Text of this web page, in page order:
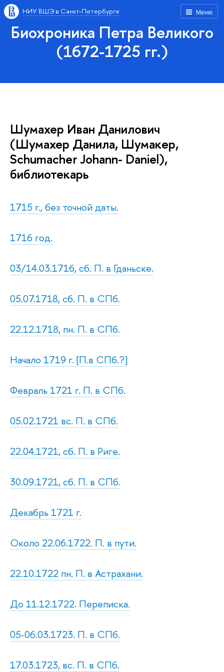
Меню
НИУ ВШЭ в Санкт-Петербурге
Биохроника Петра Великого
(1672-1725 гг.)
Шумахер Иван Данилович
(Шумахер Данила, Шумакер,
Schumacher Johann- Daniel),
библиотекарь
1715 г., без точной даты.
1716 год.
03/14.03.1716, сб. П. в Гданьске.
05.07.1718, сб. П. в СПб.
22.12.1718, пн. П. в СПб.
Начало 1719 г. [П.в СПб.?]
Февраль 1721 г. П. в СПб.
05.02.1721 вс. П. в СПб.
22.04.1721, сб. П. в Риге.
30.09.1721, сб. П. в СПб.
Декабрь 1721 г.
Около 22.06.1722. П. в пути.
22.10.1722 пн. П. в Астрахани.
До 11.12.1722. Переписка.
05-06.03.1723. П. в СПб.
17.03.1723, вс. П. в СПб.